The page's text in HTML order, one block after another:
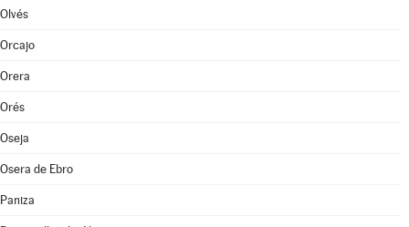
Olvés
Orcajo
Orera
Orés
Oseja
Osera de Ebro
Paniza